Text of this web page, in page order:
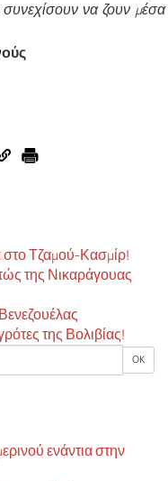
OK
ενάντια στην
να ζουν μέσα
στο Τζαμού-Κασμίρ!
της Νικαράγουας
της Βολιβίας!